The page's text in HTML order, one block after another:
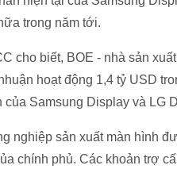
trong năm tới.
cho biết, BOE - nhà sản
hoạt động 1,4 tỷ USD
Samsung Display và LG
nghiệp sản xuất màn hình
chính phủ. Các khoản trợ